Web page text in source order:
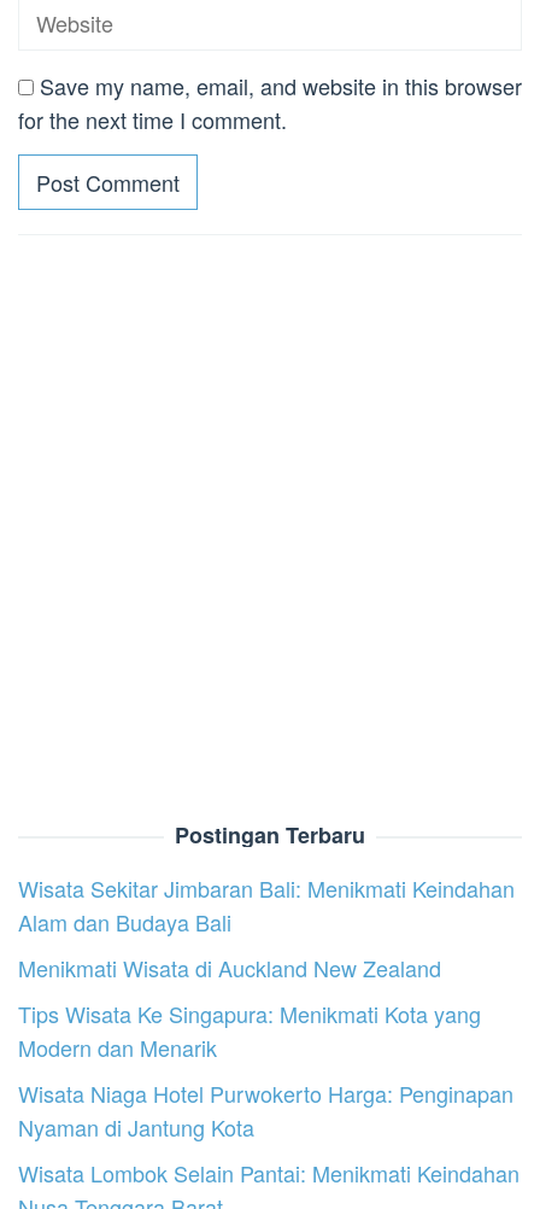
Save my name, email, and website in this browser
for the next time I comment.
Postingan Terbaru
Wisata Sekitar Jimbaran Bali: Menikmati Keindahan
Alam dan Budaya Bali
Menikmati Wisata di Auckland New Zealand
Tips Wisata Ke Singapura: Menikmati Kota yang
Modern dan Menarik
Wisata Niaga Hotel Purwokerto Harga: Penginapan
Nyaman di Jantung Kota
Wisata Lombok Selain Pantai: Menikmati Keindahan